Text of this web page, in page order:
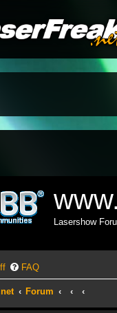
Lasershow
FAQ
Forum